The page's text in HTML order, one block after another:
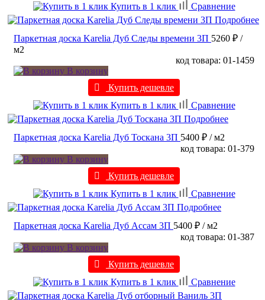
Купить в 1 клик
Сравнение
Подробнее
Паркетная доска Karelia Дуб Следы времени 3П 5260 ₽ /
м2
код товара: 01-1459
В корзину
Купить дешевле
Купить в 1 клик
Сравнение
Подробнее
Паркетная доска Karelia Дуб Тоскана 3П 5400 ₽ / м2
код товара: 01-379
В корзину
Купить дешевле
Купить в 1 клик
Сравнение
Подробнее
Паркетная доска Karelia Дуб Ассам 3П 5400 ₽ / м2
код товара: 01-387
В корзину
Купить дешевле
Купить в 1 клик
Сравнение